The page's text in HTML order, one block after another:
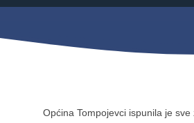
Izbori
Općina Tompojevci ispunila je